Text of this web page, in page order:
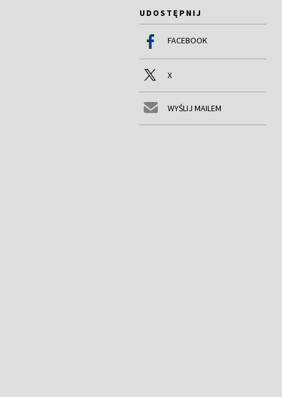
UDOSTĘPNIJ
FACEBOOK
X
WYŚLIJ MAILEM